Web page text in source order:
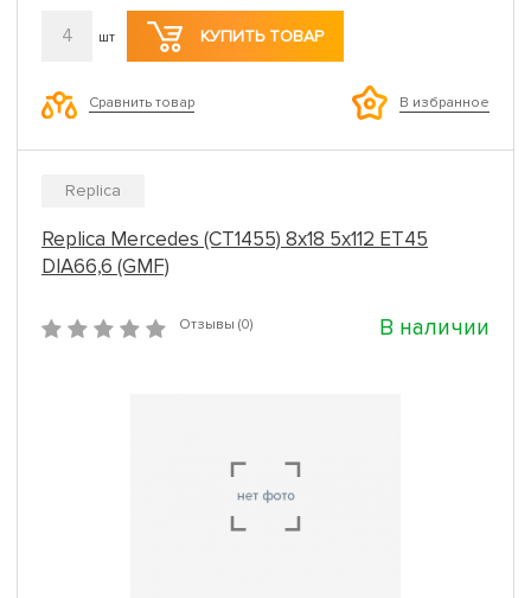
4 шт КУПИТЬ ТОВАР
Сравнить товар В избранное
Replica
Replica Mercedes (CT1455) 8x18 5x112 ET45
DIA66,6 (GMF)
Отзывы (0) В наличии